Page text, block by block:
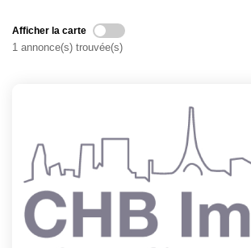
CONTACT
Créer une alerte
Afficher la carte
1 annonce(s) trouvée(s)